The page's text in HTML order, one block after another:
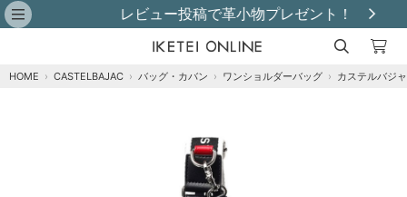
レビュー投稿で革小物プレゼント！
HOME › CASTELBAJAC › バッグ・カバン › ワンショルダーバッグ › カステルバジ
商品到着後にレビュー投稿で【選べる特典】プ